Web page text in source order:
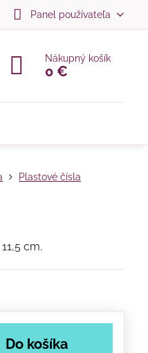
Panel používateľa
Nákupný košík
0 €
Plastové čísla
cm.
Do košíka